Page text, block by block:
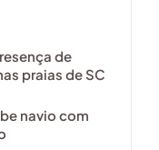
de
praias de SC
navio com